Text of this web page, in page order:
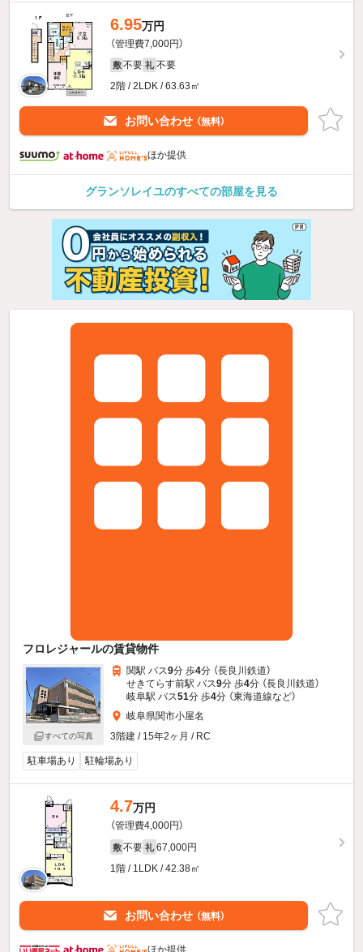
6.95万円
（管理費7,000円）
敷 不要 礼 不要
2階 / 2LDK / 63.63㎡
お問い合わせ （無料）
ほか提供
グランソレイユのすべての部屋を見る
フロレジャールの賃貸物件
すべての写真
関駅 バス9分 歩4分 （長良川鉄道）
せきてらす前駅 バス9分 歩4分 （長良川鉄道）
岐阜駅 バス51分 歩4分 （東海道線など）
岐阜県関市小屋名
3階建 / 15年2ヶ月 / RC
駐車場あり 駐輪場あり
4.7万円
（管理費4,000円）
敷 不要 礼 67,000円
1階 / 1LDK / 42.38㎡
お問い合わせ （無料）
ほか提供